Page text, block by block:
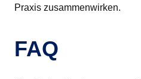
Praxis zusammenwirken.
FAQ